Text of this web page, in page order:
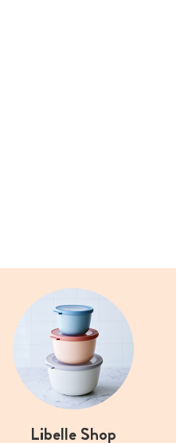
Libelle Shop